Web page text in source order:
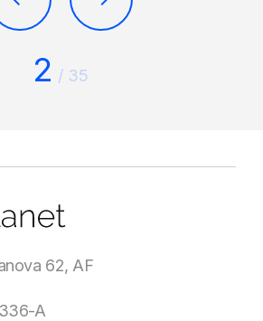
2 / 35
62, AF
A